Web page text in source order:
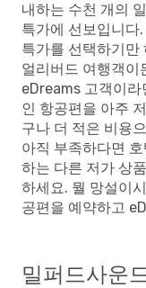
내하는 수천 개의
특가에 선보입니다
특가를 선택하기만
얼리버드 여행객이
eDreams 고객이
인 항공편을 아주
구나 더 적은 비용
아직 부족하다면
하는 다른 저가 상
하세요. 뭘 망설이
공편을 예약하고
밀퍼드사운